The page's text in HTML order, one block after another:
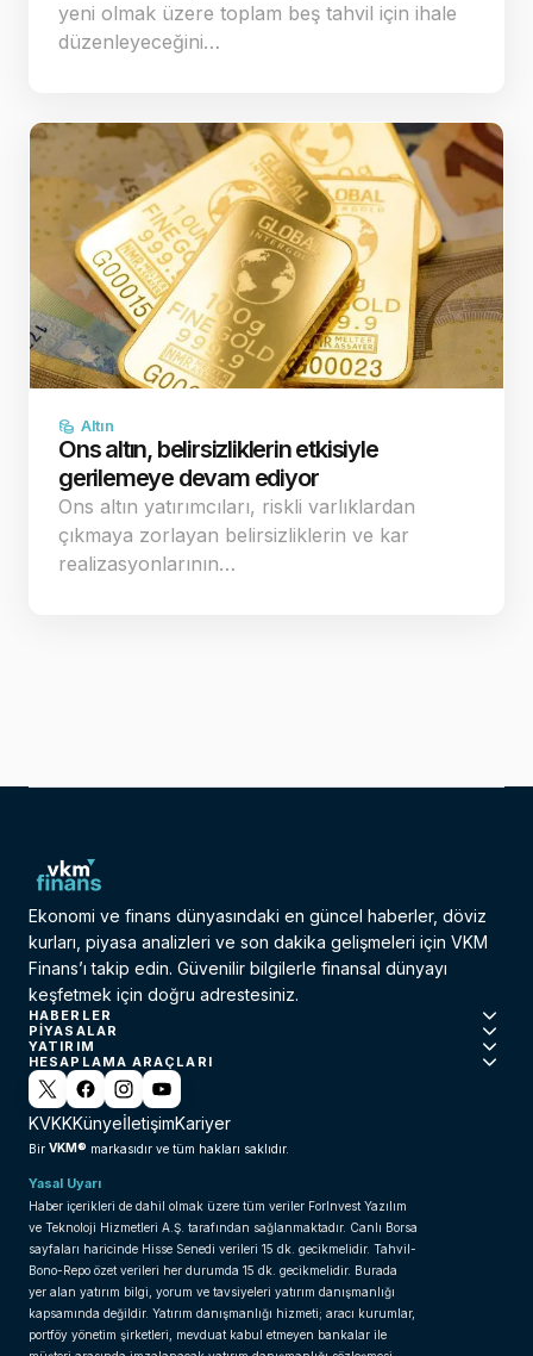
yeni olmak üzere toplam beş tahvil için ihale
düzenleyeceğini…
Altın
Ons altın, belirsizliklerin etkisiyle
gerilemeye devam ediyor
Ons altın yatırımcıları, riskli varlıklardan
çıkmaya zorlayan belirsizliklerin ve kar
realizasyonlarının…
Ekonomi ve finans dünyasındaki en güncel haberler, döviz
kurları, piyasa analizleri ve son dakika gelişmeleri için VKM
Finans’ı takip edin. Güvenilir bilgilerle finansal dünyayı
keşfetmek için doğru adrestesiniz.
HABERLER
PIYASALAR
YATIRIM
HESAPLAMA ARAÇLARI
KVKKKünyeİletişimKariyer
Bir VKM® markasıdır ve tüm hakları saklıdır.
Yasal Uyarı
Haber içerikleri de dahil olmak üzere tüm veriler ForInvest Yazılım
ve Teknoloji Hizmetleri A.Ş. tarafından sağlanmaktadır. Canlı Borsa
sayfaları haricinde Hisse Senedi verileri 15 dk. gecikmelidir. Tahvil-
Bono-Repo özet verileri her durumda 15 dk. gecikmelidir. Burada
yer alan yatırım bilgi, yorum ve tavsiyeleri yatırım danışmanlığı
kapsamında değildir. Yatırım danışmanlığı hizmeti; aracı kurumlar,
portföy yönetim şirketleri, mevduat kabul etmeyen bankalar ile